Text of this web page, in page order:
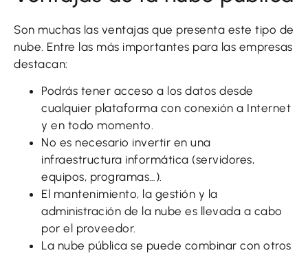
Son muchas las ventajas que presenta este tipo de
nube. Entre las más importantes para las empresas
destacan:
Podrás tener acceso a los datos desde
cualquier plataforma con conexión a Internet
y en todo momento.
No es necesario invertir en una
infraestructura informática (servidores,
equipos, programas…).
El mantenimiento, la gestión y la
administración de la nube es llevada a cabo
por el proveedor.
La nube pública se puede combinar con otros